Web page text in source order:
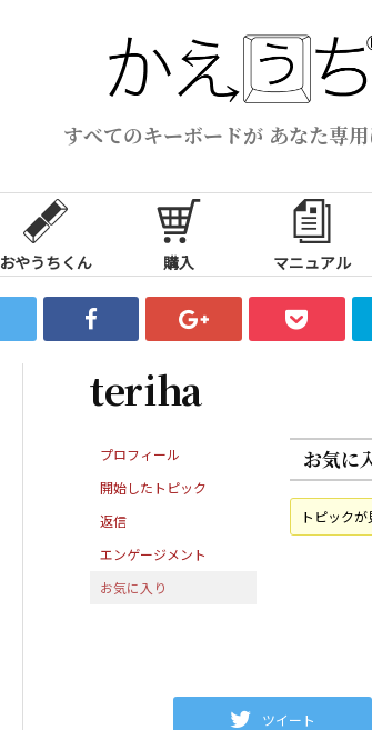
すべてのキーボードが あなた専
おやうちくん 購入 マニュアル
teriha
プロフィール
開始したトピック
返信
エンゲージメント
お気に入り
お気に
トピックが
ツイート